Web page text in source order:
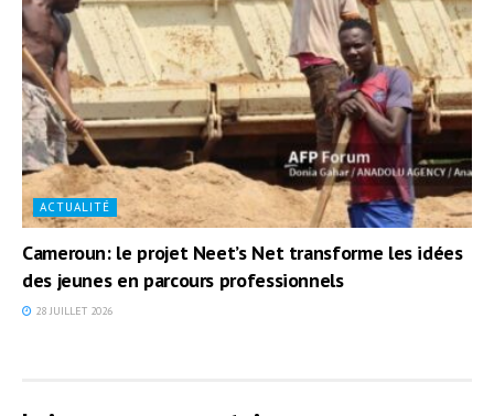
ACTUALITÉ
Cameroun: le projet Neet’s Net transforme les idées
des jeunes en parcours professionnels
28 JUILLET 2026